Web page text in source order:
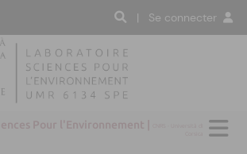
| Se connecter
Pour l'Environnement |